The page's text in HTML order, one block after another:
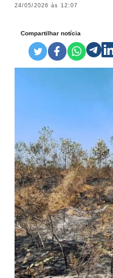
24/05/2026 às 12:07
Compartilhar notícia